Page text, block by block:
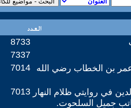
8733
7337
7014
عمر بن الخطاب رضي الله
7013 في روايتي ظلام النهار
جميل السلحوت.